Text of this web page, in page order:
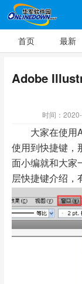
首页 最新
Adobe
时间：
大家在使用
使用到快捷键，
面小编就和大家
层快捷键介绍，